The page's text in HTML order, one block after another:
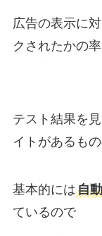
広告の表示に
クされたかの
テスト結果を
イトがあるも
基本的には自
ているので